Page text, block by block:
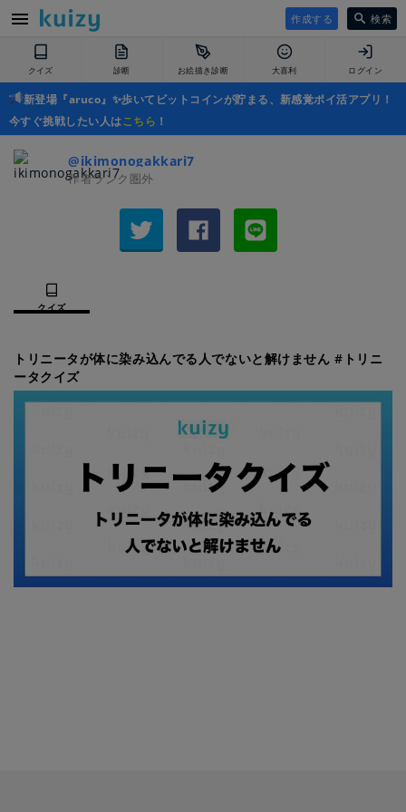
作成する 検索
クイズ 診断 お絵描き診断 大喜利 ログイン
新登場『aruco』✨歩いてビットコインが貯まる、新感覚ポイ活アプリ！
今すぐ挑戦したい人はこちら ！
@ikimonogakkari7
作者ランク圏外
クイズ
トリニータが体に染み込んでる人でないと解けません #トリニ
ータクイズ